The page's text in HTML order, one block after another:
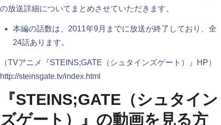
の放送詳細についてまとめさせていただきます。
本編の話数は、2011年9月までに放送が終了しており、全
24話あります。
（TVアニメ『STEINS;GATE（シュタインズゲート）』HP）
http://steinsgate.tv/index.html
『STEINS;GATE（シュタイン
ズゲート）』の動画を見る方